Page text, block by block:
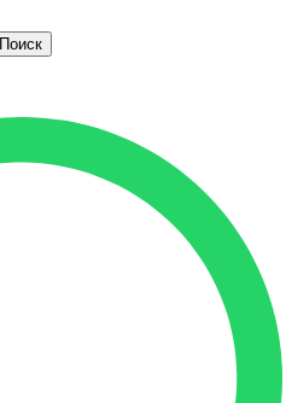
Поиск